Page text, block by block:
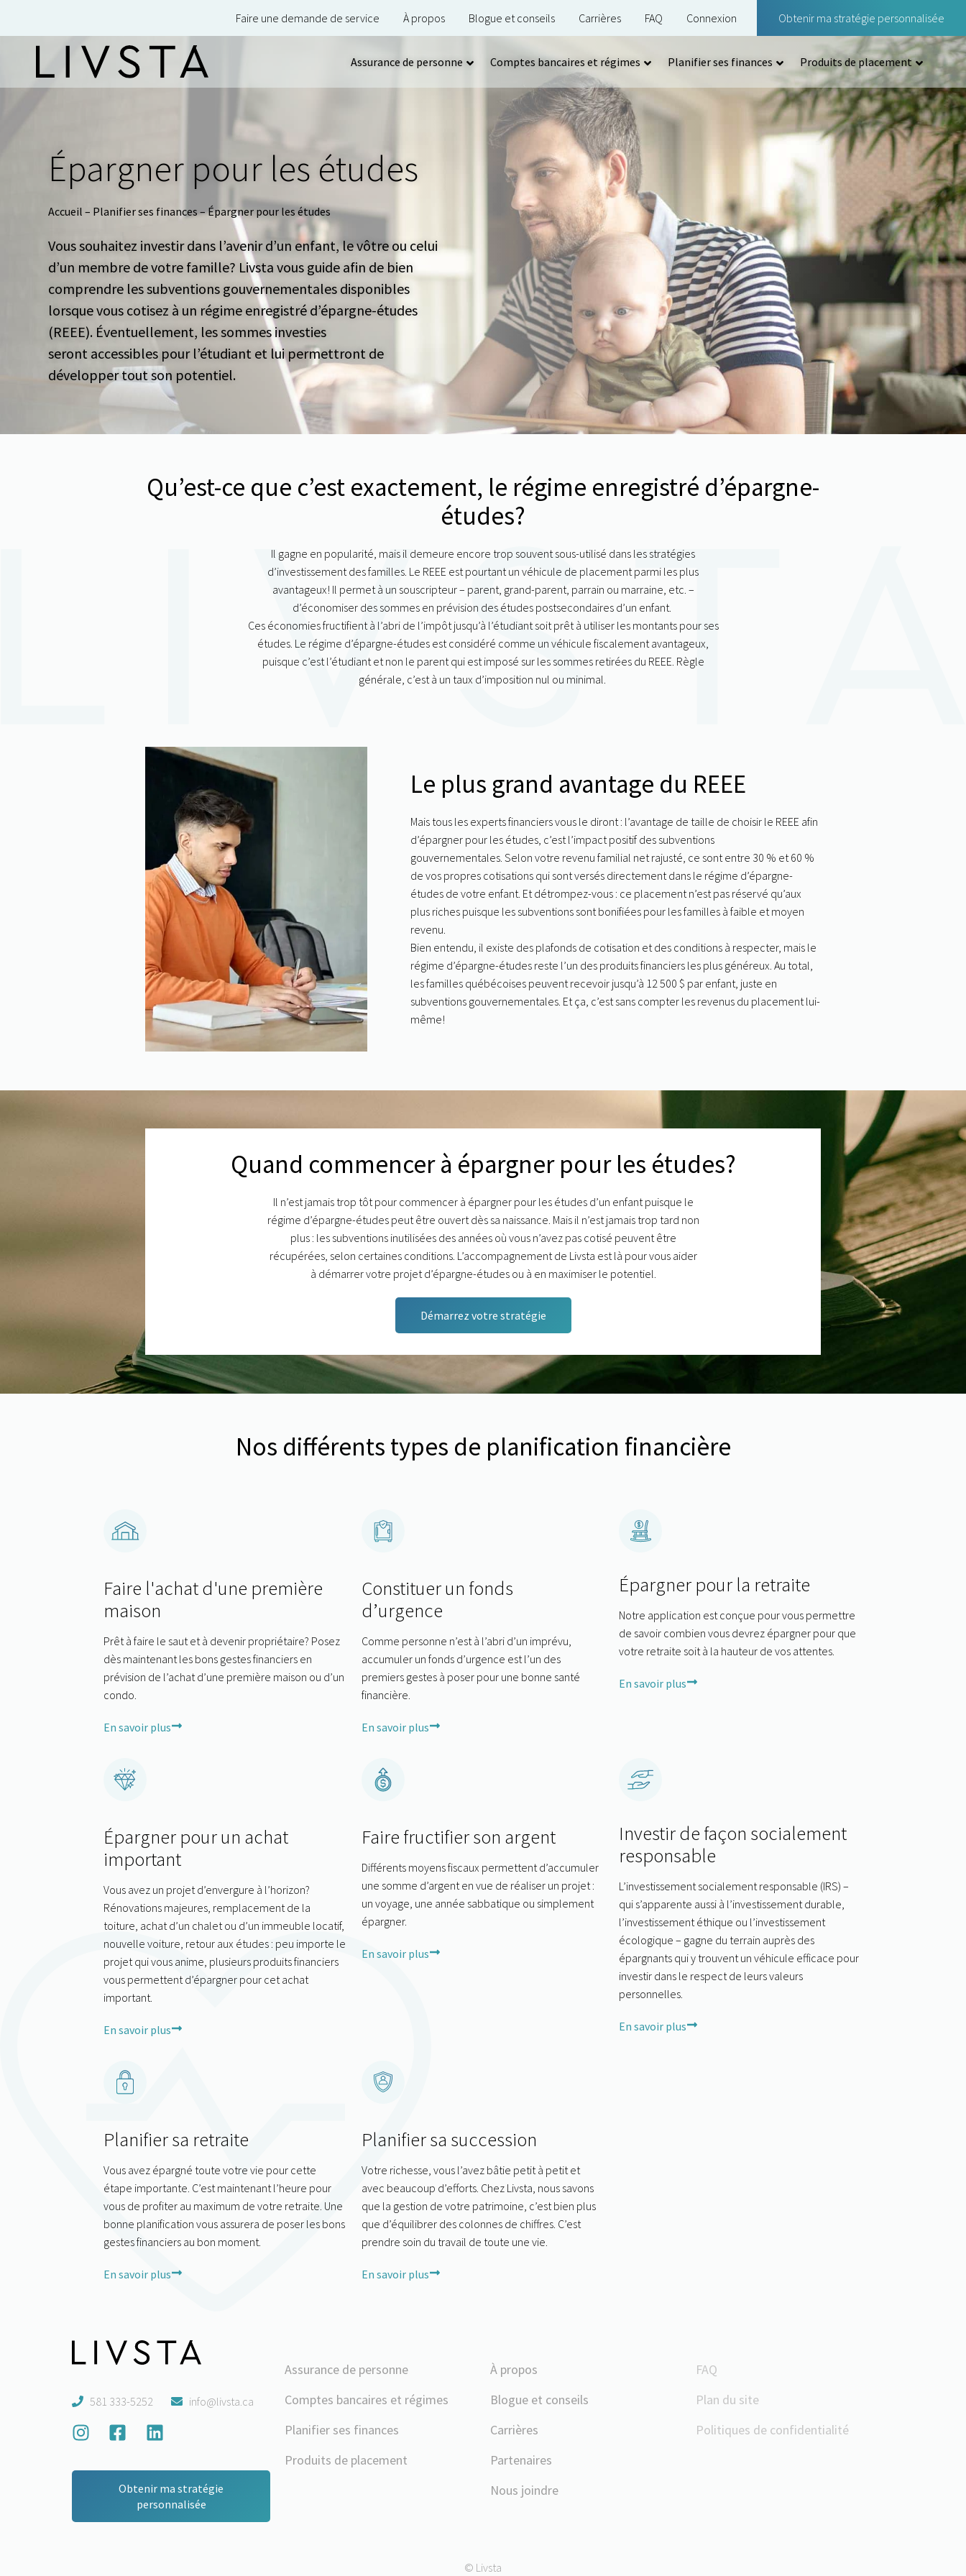
Faire une demande de service À propos Blogue et conseils Carrières FAQ Connexion Obtenir ma stratégie personnalisée
Assurance de personne Comptes bancaires et régimes Planifier ses finances Produits de placement
Épargner pour les études
Accueil – Planifier ses finances–Épargner pour les études
Vous souhaitez investir dans l’avenir d’un enfant, le vôtre ou celui
d’un membre de votre famille? Livsta vous guide afin de bien
comprendre les subventions gouvernementales disponibles
lorsque vous cotisez à un régime enregistré d’épargne-études
(REEE). Éventuellement, les sommes investies
seront accessibles pour l’étudiant et lui permettront de
développer tout son potentiel.
Qu’est-ce que c’est exactement, le régime enregistré d’épargne-
études?
Il gagne en popularité, mais il demeure encore trop souvent sous-utilisé dans les stratégies
d’investissement des familles. Le REEE est pourtant un véhicule de placement parmi les plus
avantageux! Il permet à un souscripteur – parent, grand-parent, parrain ou marraine, etc. –
d’économiser des sommes en prévision des études postsecondaires d’un enfant.
Ces économies fructifient à l’abri de l’impôt jusqu’à l’étudiant soit prêt à utiliser les montants pour ses
études. Le régime d’épargne-études est considéré comme un véhicule fiscalement avantageux,
puisque c’est l’étudiant et non le parent qui est imposé sur les sommes retirées du REEE. Règle
générale, c’est à un taux d’imposition nul ou minimal.
Le plus grand avantage du REEE
Mais tous les experts financiers vous le diront : l’avantage de taille de choisir le REEE afin
d’épargner pour les études, c’est l’impact positif des subventions
gouvernementales. Selon votre revenu familial net rajusté, ce sont entre 30 % et 60 %
de vos propres cotisations qui sont versés directement dans le régime d’épargne-
étudesde votre enfant. Et détrompez-vous : ce placement n’est pas réservé qu’aux
plus riches puisque les subventions sont bonifiées pour les familles à faible et moyen
revenu.
Bien entendu, il existe des plafonds de cotisation et des conditions à respecter, mais le
régime d’épargne-étudesreste l’un des produits financiers les plus généreux. Au total,
les familles québécoises peuvent recevoir jusqu’à 12 500 $ par enfant, juste en
subventions gouvernementales. Et ça, c’est sans compter les revenus du placement lui-
même!
Quand commencer à épargner pour les études?
Il n’est jamais trop tôt pour commencer à épargner pour les étudesd’un enfant puisque le
régime d’épargne-étudespeut être ouvert dès sa naissance. Mais il n’est jamais trop tard non
plus : les subventions inutilisées des années où vous n’avez pas cotisé peuvent être
récupérées, selon certaines conditions. L’accompagnement de Livsta est là pour vous aider
à démarrer votre projet d’épargne-études ou à en maximiser le potentiel.
Démarrez votre stratégie
Nos différents types de planification financière
Faire l'achat d'une première
maison
Prêt à faire le saut et à devenir propriétaire? Posez
dès maintenant les bons gestes financiers en
prévision de l’achat d’une première maison ou d’un
condo.
En savoir plus
Constituer un fonds
d’urgence
Comme personne n’est à l’abri d’un imprévu,
accumuler un fonds d’urgence est l’un des
premiers gestes à poser pour une bonne santé
financière.
En savoir plus
Épargner pour la retraite
Notre application est conçue pour vous permettre
de savoir combien vous devrez épargner pour que
votre retraite soit à la hauteur de vos attentes.
En savoir plus
Épargner pour un achat
important
Vous avez un projet d’envergure à l’horizon?
Rénovations majeures, remplacement de la
toiture, achat d’un chalet ou d’un immeuble locatif,
nouvelle voiture, retour aux études : peu importe le
projet qui vous anime, plusieurs produits financiers
vous permettent d’épargner pour cet achat
important.
En savoir plus
Faire fructifier son argent
Différents moyens fiscaux permettent d’accumuler
une somme d’argent en vue de réaliser un projet :
un voyage, une année sabbatique ou simplement
épargner.
En savoir plus
Investir de façon socialement
responsable
L’investissement socialement responsable (IRS) –
qui s’apparente aussi à l’investissement durable,
l’investissement éthique ou l’investissement
écologique – gagne du terrain auprès des
épargnants qui y trouvent un véhicule efficace pour
investir dans le respect de leurs valeurs
personnelles.
En savoir plus
Planifier sa retraite
Vous avez épargné toute votre vie pour cette
étape importante. C’est maintenant l’heure pour
vous de profiter au maximum de votre retraite. Une
bonne planification vous assurera de poser les bons
gestes financiers au bon moment.
En savoir plus
Planifier sa succession
Votre richesse, vous l’avez bâtie petit à petit et
avec beaucoup d’efforts. Chez Livsta, nous savons
que la gestion de votre patrimoine, c’est bien plus
que d’équilibrer des colonnes de chiffres. C’est
prendre soin du travail de toute une vie.
En savoir plus
581 333-5252 info@livsta.ca
Obtenir ma stratégie
personnalisée
Assurance de personne
Comptes bancaires et régimes
Planifier ses finances
Produits de placement
À propos
Blogue et conseils
Carrières
Partenaires
Nous joindre
FAQ
Plan du site
Politiques de confidentialité
© Livsta